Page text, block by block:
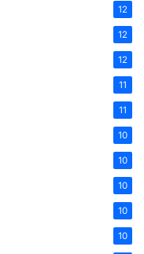
12
12
12
11
11
10
10
10
10
10